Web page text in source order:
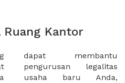
Ruang Kantor